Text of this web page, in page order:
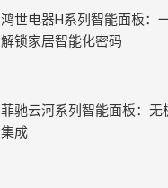
鸿世电器H系列智能面板：
解锁家居智能化密码
菲驰云河系列智能面板：无
集成